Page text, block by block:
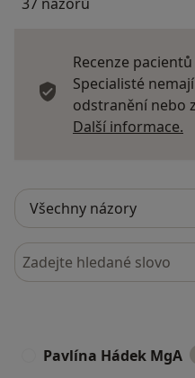
37 názorů
Recenze
Specialisté
odstranění nebo
Další informace.
Hledejte v názorech
Pavlína Hádek MgA